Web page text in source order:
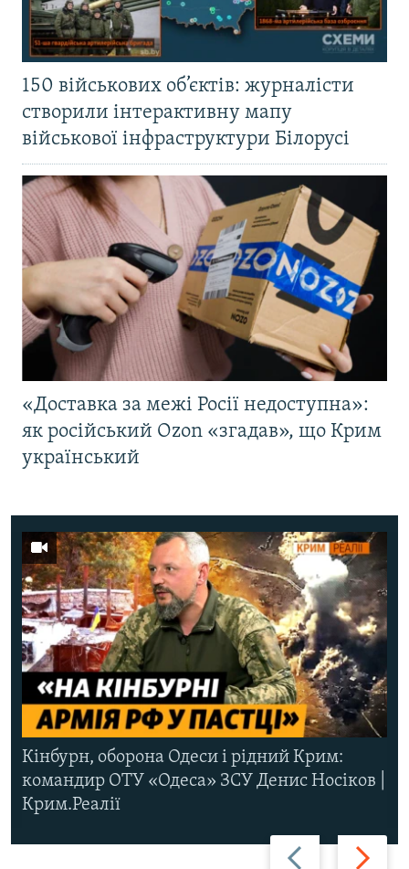
150 військових об’єктів: журналісти
створили інтерактивну мапу
військової інфраструктури Білорусі
«Доставка за межі Росії недоступна»:
як російський Ozon «згадав», що Крим
український
Назад Вперед
Кінбурн, оборона Одеси і рідний Крим:
командир ОТУ «Одеса» ЗСУ Денис Носіков |
Крим.Реалії